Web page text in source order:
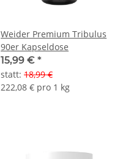
Weider Premium Tribulus
90er Kapseldose
15,99 € *
statt: 18,99 €
222,08 € pro 1 kg